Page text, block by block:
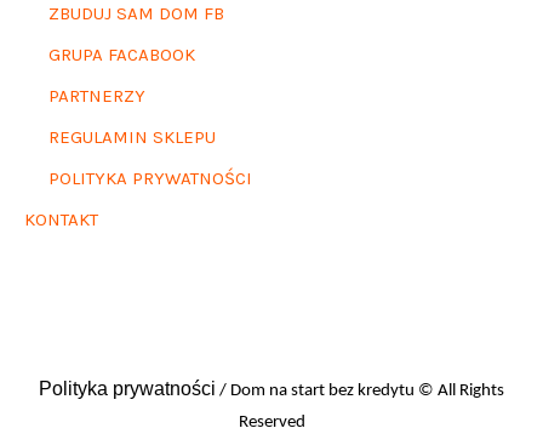
ZBUDUJ SAM DOM FB
GRUPA FACABOOK
PARTNERZY
REGULAMIN SKLEPU
POLITYKA PRYWATNOŚCI
KONTAKT
Polityka prywatności / Dom na start bez kredytu © All Rights
Reserved